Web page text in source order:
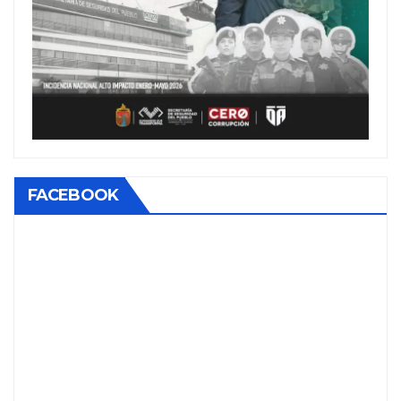
FACEBOOK